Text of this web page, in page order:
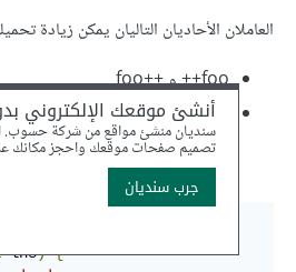
العاملان الأحاديان التاليان يمكن زيادة
++foo و foo++
--foo وfoo--
ويكون التحميل
‎++‎و‎--‎)، ولزيادة التحميل
‎struct‎
):
lhs) {